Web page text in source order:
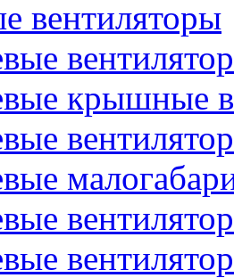
вентиляторы
крышные